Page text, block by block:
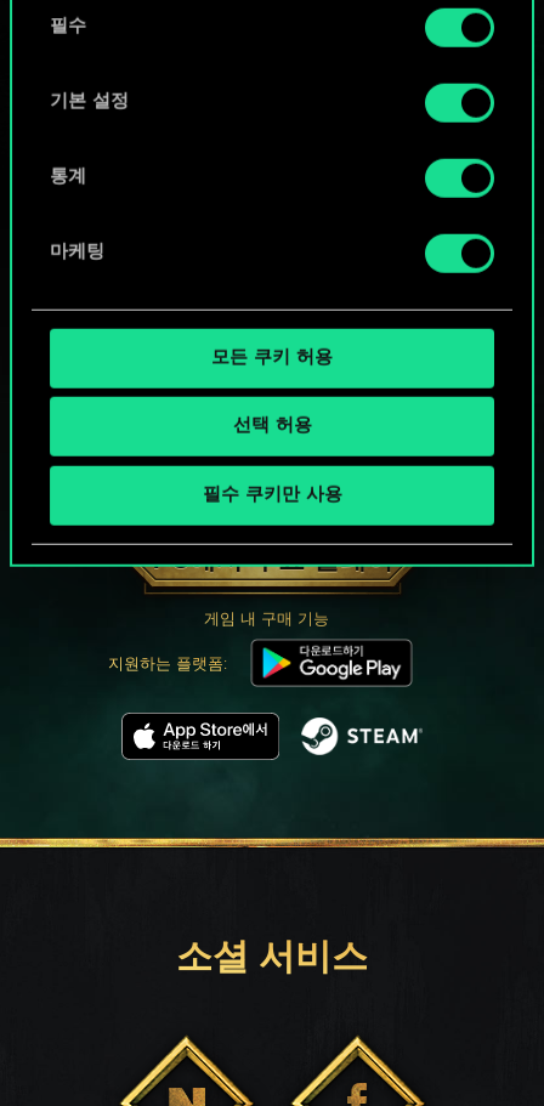
쿠키 사용에 관한 세부 사항이나 관련 설정은 아래의
필수
기본 설정
통계
마케팅
모든 쿠키 허용
선택 허용
필수 쿠키만 사용
궨트 한 판 어떠신가요?
PC에서 무료 플레이
게임 내 구매 기능
지원하는 플랫폼:
소셜 서비스